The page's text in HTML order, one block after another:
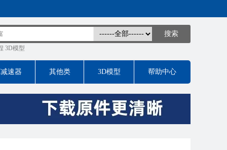
3D模型
速器 其他类 3D模型 帮助中心